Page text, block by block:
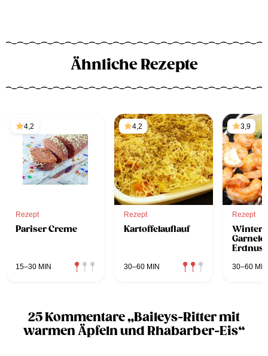
Ähnliche Rezepte
4,2
Rezept
Pariser Creme
15–30 MIN
4,2
Rezept
Kartoffelauflauf
30–60 MIN
3,9
Rezept
30–60 MIN
25 Kommentare „Baileys-Ritter mit
warmen Äpfeln und Rhabarber-Eis“